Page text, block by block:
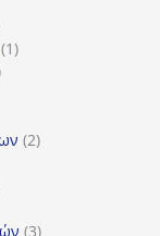
11
22
33